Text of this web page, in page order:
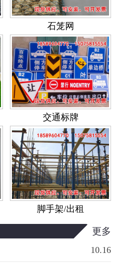
石笼网
交通标牌
脚手架/出租
更多
10.16